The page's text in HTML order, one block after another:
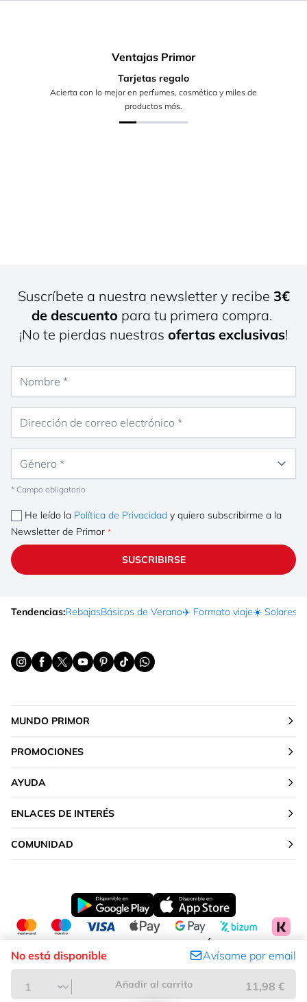
No está disponible Avísame por email
Añadir al carrito 11,98 €
Ventajas Primor
Tarjetas regalo
Acierta con lo mejor en perfumes, cosmética y miles de
productos más.
Suscríbete a nuestra newsletter y recibe 3€
de descuento para tu primera compra.
¡No te pierdas nuestras ofertas exclusivas!
* Campo obligatorio
He leído la Política de Privacidad y quiero subscribirme a la
Newsletter de Primor
SUSCRIBIRSE
Tendencias:RebajasBásicos de Verano✈️ Formato viaje☀️ Solares
MUNDO PRIMOR
PROMOCIONES
AYUDA
ENLACES DE INTERÉS
COMUNIDAD
CAMBIAR TU UBICACIÓN
Península y Baleares